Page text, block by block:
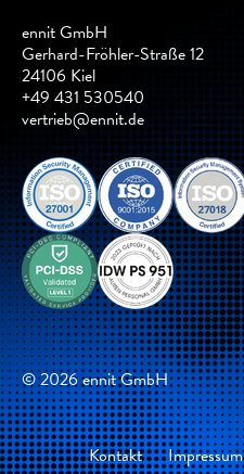
ennit GmbH
Gerhard-Fröhler-Straße 12
24106 Kiel
+49 431 530540
vertrieb@ennit.de
© 2026 ennit GmbH
Navigation
Kontakt Impressum